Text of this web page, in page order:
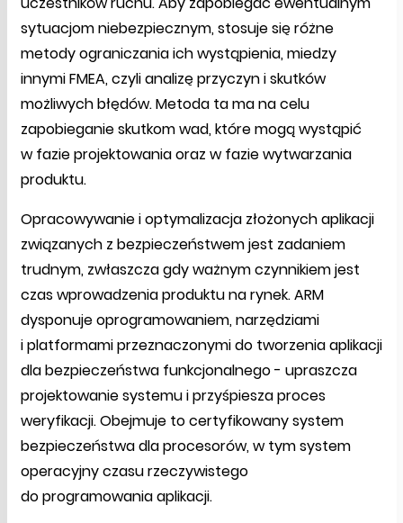
sytuacjom niebezpiecznym, stosuje się różne
metody ograniczania ich wystąpienia, miedzy
innymi FMEA, czyli analizę przyczyn i skutków
możliwych błędów. Metoda ta ma na celu
zapobieganie skutkom wad, które mogą wystąpić
w fazie projektowania oraz w fazie wytwarzania
produktu.
Opracowywanie i optymalizacja złożonych aplikacji
związanych z bezpieczeństwem jest zadaniem
trudnym, zwłaszcza gdy ważnym czynnikiem jest
czas wprowadzenia produktu na rynek. ARM
dysponuje oprogramowaniem, narzędziami
i platformami przeznaczonymi do tworzenia aplikacji
dla bezpieczeństwa funkcjonalnego - upraszcza
projektowanie systemu i przyśpiesza proces
weryfikacji. Obejmuje to certyfikowany system
bezpieczeństwa dla procesorów, w tym system
operacyjny czasu rzeczywistego
do programowania aplikacji.